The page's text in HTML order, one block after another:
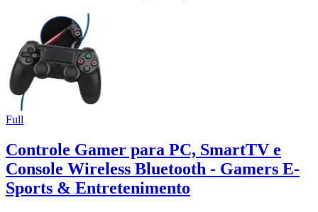
Full
Controle Gamer para PC, SmartTV e
Console Wireless Bluetooth - Gamers E-
Sports & Entretenimento